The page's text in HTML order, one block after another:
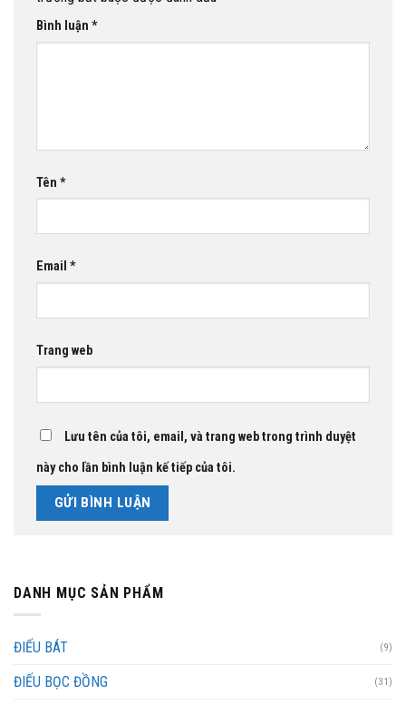
Bình luận *
Tên *
Email *
Trang web
Lưu tên của tôi, email, và trang web trong trình duyệt
này cho lần bình luận kế tiếp của tôi.
DANH MỤC SẢN PHẨM
ĐIẾU BÁT (9)
ĐIẾU BỌC ĐỒNG (31)